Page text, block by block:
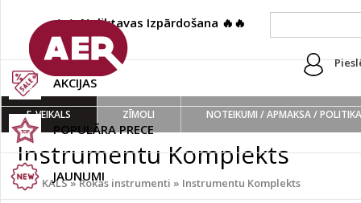
🔥🔥 Noliktavas Izpārdošana 🔥🔥
(222)
AKCIJAS
POPULĀRA PRECE
JAUNUMI
E-VEIKALS ZĪMOLI NOTEIKUMI / APMAKSA / POLITIKA
Instrumentu Komplekts
E-VEIKALS»Rokas instrumenti » Instrumentu Komplekts